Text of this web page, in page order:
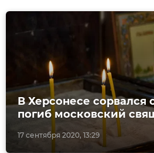
17 сентября 2020, 13:29
В Херсонесе сорвался
погиб московский